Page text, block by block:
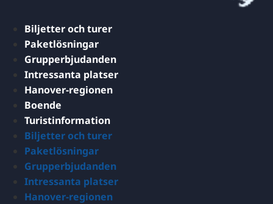
Biljetter och turer
Paketlösningar
Grupperbjudanden
Intressanta platser
Hanover-regionen
Boende
Turistinformation
Biljetter och turer
Paketlösningar
Grupperbjudanden
Intressanta platser
Hanover-regionen